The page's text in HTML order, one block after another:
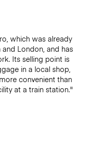
which was already
London, and has
Its selling point is
in a local shop,
convenient than
at a train station."